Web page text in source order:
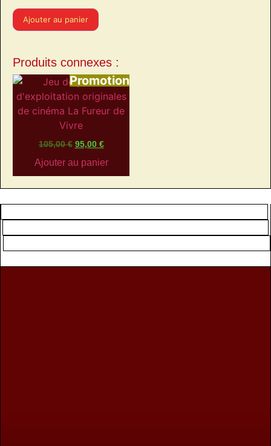
Ajouter au panier
Produits connexes :
Promotion
105,00€ 95,00 €
Ajouter au panier